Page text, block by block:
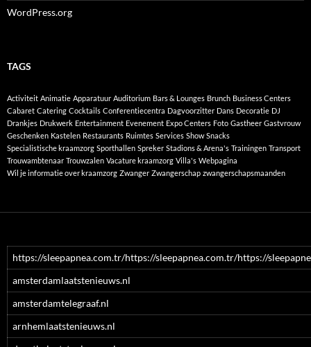
WordPress.org
TAGS
Activiteit Animatie Apparatuur Auditorium Bars & Lounges Brunch Business Centers
Cabaret Catering Cocktails Conferentiecentra Dagvoorzitter Dans Decoratie DJ
Drankjes Drukwerk Entertainment Evenement Expo Centers Foto Gastheer Gastvrouw
Geschenken Kastelen Restaurants Ruimtes Services Show Snacks
Specialistische kraamzorg Sporthallen Spreker Stadions & Arena's Trainingen Transport
Trouwambtenaar Trouwzalen Vacature kraamzorg Villa's Webpagina
Wil je informatie over kraamzorg Zwanger Zwangerschap zwangerschapsmaanden
https://sleepapnea.com.tr/https://sleepapnea.com.tr/https://
amsterdamlaatstenieuws.nl
amsterdamtelegraaf.nl
arnhemlaatstenieuws.nl